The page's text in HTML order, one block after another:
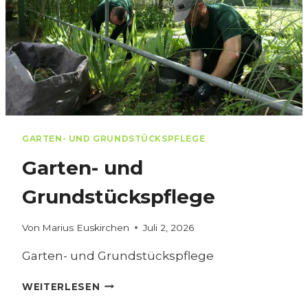
G
E
GARTEN- UND GRUNDSTÜCKSPFLEGE
Garten- und
Grundstückspflege
Von Marius Euskirchen Juli 2, 2026
Garten- und Grundstückspflege
WEITERLESEN G